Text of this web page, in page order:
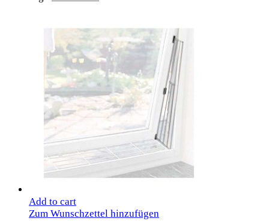
Add to cart
Zum Wunschzettel hinzufügen